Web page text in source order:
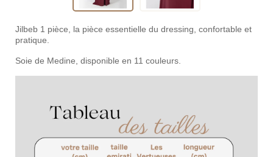
Jilbeb 1 pièce, la pièce essentielle du dressing, confortable et
pratique.
Soie de Medine, disponible en 11 couleurs.